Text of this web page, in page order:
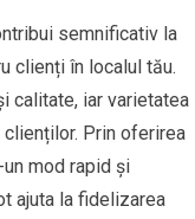
semnificativ la
clienți în localul tău.
calitate, iar varietatea
Prin oferirea
mod rapid și
ajuta la fidelizarea